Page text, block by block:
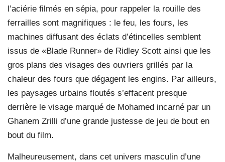
l’aciérie filmés en sépia, pour rappeler la rouille des
ferrailles sont magnifiques : le feu, les fours, les
machines diffusant des éclats d’étincelles semblent
issus de «Blade Runner» de Ridley Scott ainsi que les
gros plans des visages des ouvriers grillés par la
chaleur des fours que dégagent les engins. Par ailleurs,
les paysages urbains floutés s’effacent presque
derrière le visage marqué de Mohamed incarné par un
Ghanem Zrilli d’une grande justesse de jeu de bout en
bout du film.
Malheureusement, dans cet univers masculin d’une